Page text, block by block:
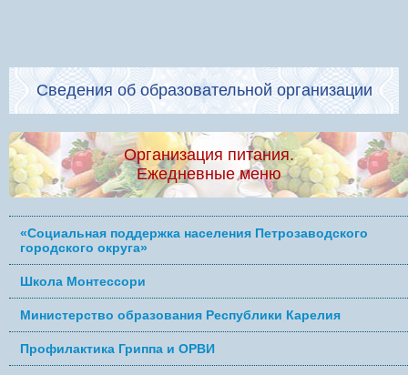
Сведения об образовательной организации
Организация питания.
Ежедневные меню
«Социальная поддержка населения Петрозаводского
городского округа»
Школа Монтессори
Министерство образования Республики Карелия
Профилактика Гриппа и ОРВИ